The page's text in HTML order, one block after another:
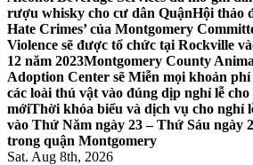
rượu whisky cho cư dân QuậnHội thảo
Hate Crimes’ của Montgomery
Violence sẽ được tổ chức tại Rockville
12 năm 2023Montgomery County
Adoption Center sẽ Miễn mọi khoản
các loài thú vật vào đúng dịp nghỉ lễ
mớiThời khóa biểu và dịch vụ cho nghỉ
vào Thứ Năm ngày 23 – Thứ Sáu ngày
trong quận Montgomery
Sat. Aug 8th, 2026